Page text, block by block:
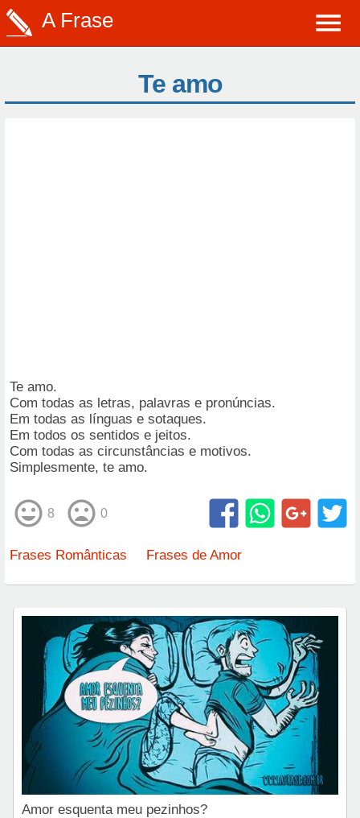
A Frase
Te amo
Te amo.
Com todas as letras, palavras e pronúncias.
Em todas as línguas e sotaques.
Em todos os sentidos e jeitos.
Com todas as circunstâncias e motivos.
Simplesmente, te amo.
8 0
Frases Românticas Frases de Amor
Amor esquenta meu pezinhos?